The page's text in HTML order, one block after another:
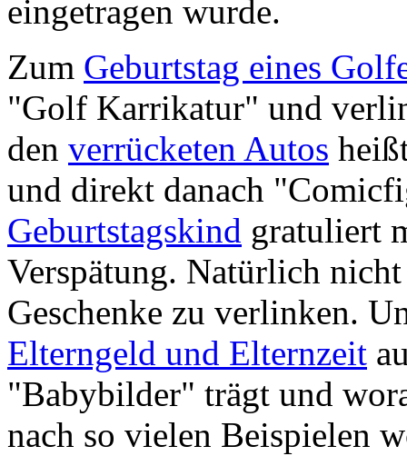
eingetragen wurde.
Zum Geburtstag eines
"Golf Karrikatur" und
den verrücketen Autos
und direkt danach
Geburtstagskind gratuliert
Verspätung. Natürlich nicht
Geschenke zu verlinken.
Elterngeld und Elternzeit
"Babybilder" trägt und
nach so vielen Beispielen